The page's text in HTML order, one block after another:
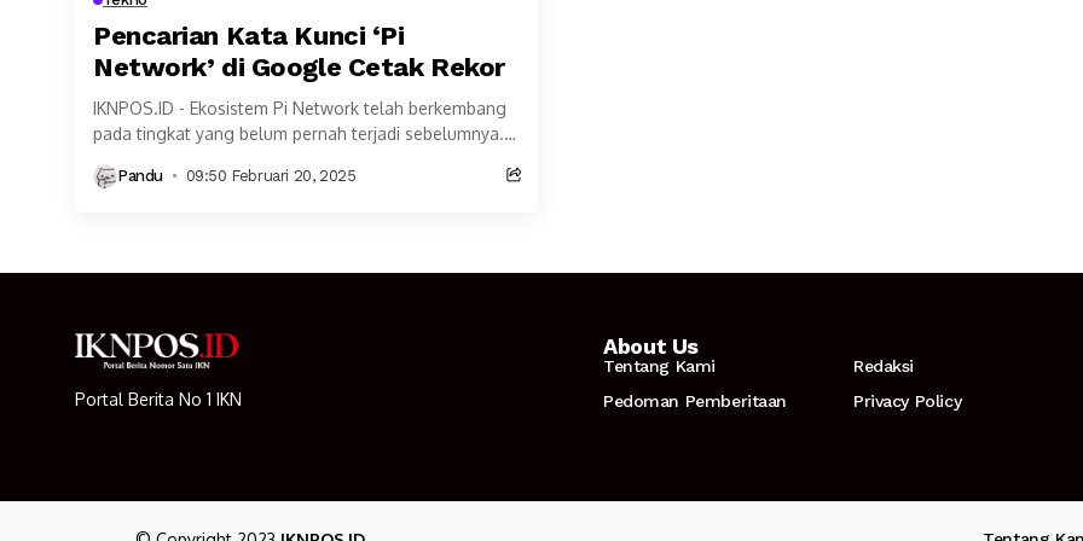
Pencarian Kata Kunci ‘Pi
Network’ di Google Cetak Rekor
IKNPOS.ID - Ekosistem Pi Network telah berkembang
pada tingkat yang belum pernah terjadi sebelumnya.
mencapai...
Pandu 09:50 Februari 20, 2025
Portal Berita No 1 IKN
About Us
Tentang Kami
Redaksi
Pedoman Pemberitaan
Privacy Policy